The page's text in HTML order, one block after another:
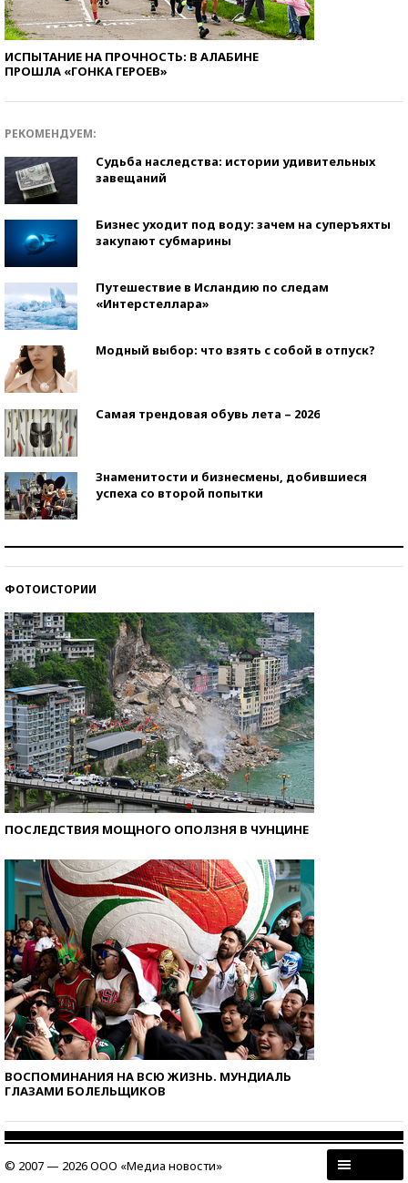
ИСПЫТАНИЕ НА ПРОЧНОСТЬ: В АЛАБИНЕ
ПРОШЛА «ГОНКА ГЕРОЕВ»
РЕКОМЕНДУЕМ:
Судьба наследства: истории удивительных
завещаний
Бизнес уходит под воду: зачем на суперъяхты
закупают субмарины
Путешествие в Исландию по следам
«Интерстеллара»
Модный выбор: что взять с собой в отпуск?
Самая трендовая обувь лета – 2026
Знаменитости и бизнесмены, добившиеся
успеха со второй попытки
ФОТОИСТОРИИ
ПОСЛЕДСТВИЯ МОЩНОГО ОПОЛЗНЯ В ЧУНЦИНЕ
ВОСПОМИНАНИЯ НА ВСЮ ЖИЗНЬ. МУНДИАЛЬ
ГЛАЗАМИ БОЛЕЛЬЩИКОВ
© 2007 — 2026 ООО «Медиа новости»